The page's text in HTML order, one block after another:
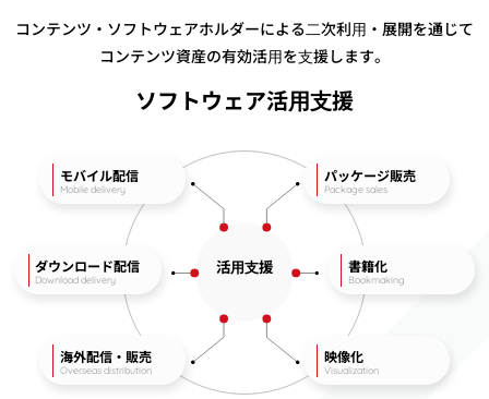
コンテンツ・ソフトウェアホルダーによる⼆次利⽤・展開を通じて
コンテンツ資産の有効活⽤を⽀援します。
ソフトウェア活⽤⽀援
活⽤⽀援
パッケージ販売
Package sales
書籍化
Bookmaking
映像化
Visualization
海外配信・販売
Overseas distribution
ダウンロード配信
Download delivery
モバイル配信
Mobile delivery